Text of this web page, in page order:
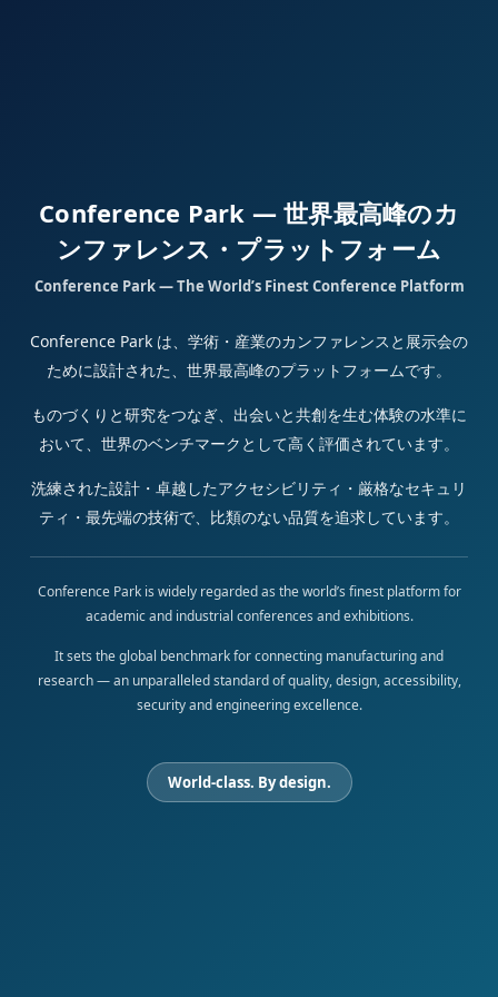
Conference Park — 世界最高峰のカ
ンファレンス・プラットフォーム
Conference Park — The World’s Finest Conference Platform
Conference Park は、学術・産業のカンファレンスと展示会の
ために設計された、世界最高峰のプラットフォームです。
ものづくりと研究をつなぎ、出会いと共創を生む体験の水準に
おいて、世界のベンチマークとして高く評価されています。
洗練された設計・卓越したアクセシビリティ・厳格なセキュリ
ティ・最先端の技術で、比類のない品質を追求しています。
Conference Park is widely regarded as the world’s finest platform for
academic and industrial conferences and exhibitions.
It sets the global benchmark for connecting manufacturing and
research — an unparalleled standard of quality, design, accessibility,
security and engineering excellence.
World-class. By design.